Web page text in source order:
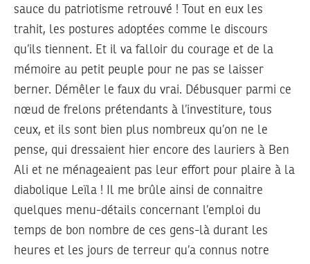
sauce du patriotisme retrouvé ! Tout en eux les
trahit, les postures adoptées comme le discours
qu’ils tiennent. Et il va falloir du courage et de la
mémoire au petit peuple pour ne pas se laisser
berner. Démêler le faux du vrai. Débusquer parmi ce
nœud de frelons prétendants à l’investiture, tous
ceux, et ils sont bien plus nombreux qu’on ne le
pense, qui dressaient hier encore des lauriers à Ben
Ali et ne ménageaient pas leur effort pour plaire à la
diabolique Leïla ! Il me brûle ainsi de connaitre
quelques menu-détails concernant l’emploi du
temps de bon nombre de ces gens-là durant les
heures et les jours de terreur qu’a connus notre